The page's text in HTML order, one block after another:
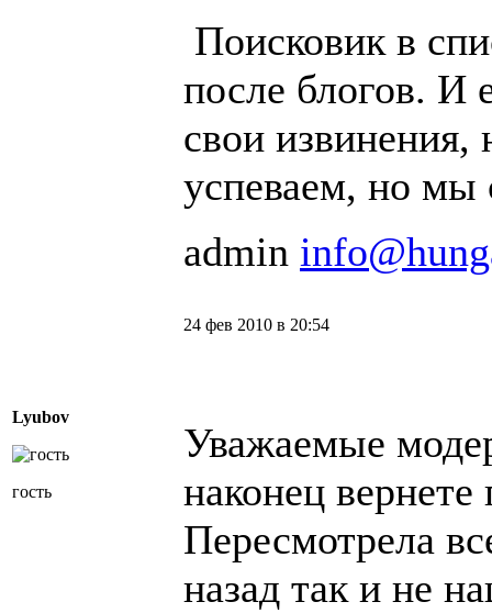
Поисковик в
после блогов. И
свои извинения,
успеваем, но мы
admin
Lyubov
гость
24 фев 2010 в 20:54
Уважаемые
наконец вернете
Пересмотрела
назад так и не